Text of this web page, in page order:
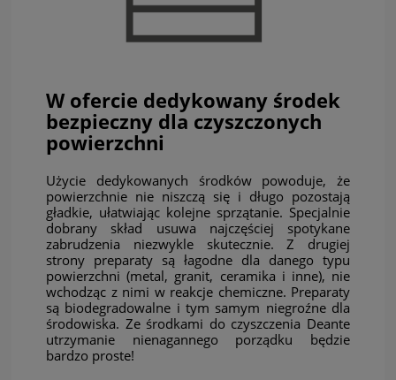
W ofercie dedykowany środek
bezpieczny dla czyszczonych
powierzchni
Użycie dedykowanych środków powoduje, że
powierzchnie nie niszczą się i długo pozostają
gładkie, ułatwiając kolejne sprzątanie. Specjalnie
dobrany skład usuwa najczęściej spotykane
zabrudzenia niezwykle skutecznie. Z drugiej
strony preparaty są łagodne dla danego typu
powierzchni (metal, granit, ceramika i inne), nie
wchodząc z nimi w reakcje chemiczne. Preparaty
są biodegradowalne i tym samym niegroźne dla
środowiska. Ze środkami do czyszczenia Deante
utrzymanie nienagannego porządku będzie
bardzo proste!